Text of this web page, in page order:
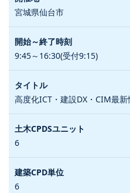
宮城県仙台市
9:45～16:30(受付9:15)
高度化ICT・建設DX・CIM最新
6
6